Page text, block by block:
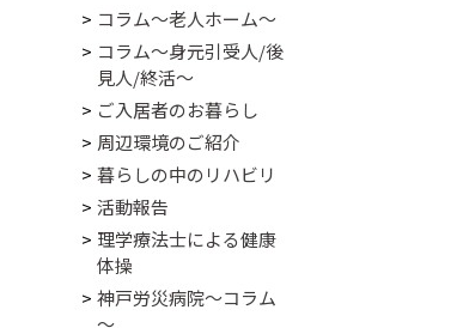
コラム～老人ホーム～
コラム～身元引受人/後
見人/終活～
ご入居者のお暮らし
周辺環境のご紹介
暮らしの中のリハビリ
活動報告
理学療法士による健康
体操
神戸労災病院～コラム